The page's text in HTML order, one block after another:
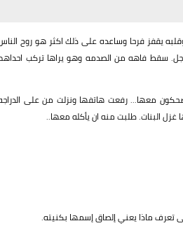
يقفز فرحا وساعده على ذلك اكثر هو روح
سقط فاهه من الصدمه وهو يراها تركب
معها... رفعت هاتفها ونزلت من على
البنات. طلبت منه ان يأكله معها..
ماذا يعني إلصاق إسمها بكنيته.